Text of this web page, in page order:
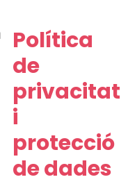
Política
de
privacitat
i
protecció
de dades